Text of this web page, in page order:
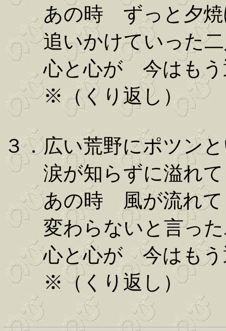
あの時 ずっと夕焼
追いかけていった二
心と心が 今はもう
※（くり返し）
３．広い荒野にポツン
涙が知らずに溢れて
あの時 風が流れて
変わらないと言った
心と心が 今はもう
※（くり返し）